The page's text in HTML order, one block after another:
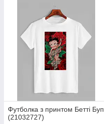
Футболка з принтом Бетті Буп
(21032727)